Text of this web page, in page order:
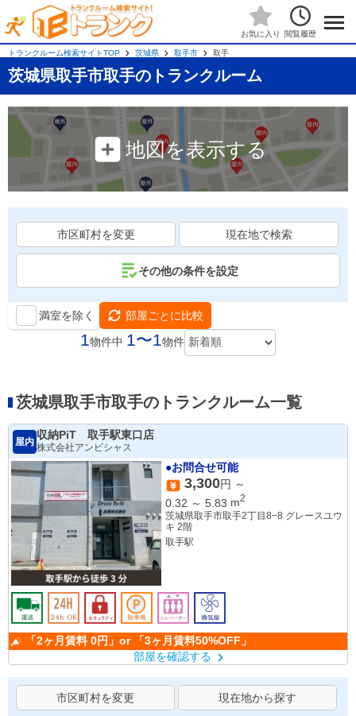
お気に入り 閲覧履歴
トランクルーム検索サイトTOP 茨城県 取手市 取手
茨城県取手市取手のトランクルーム
地図を表示する
市区町村を変更 現在地で検索
その他の条件を設定
満室を除く 部屋ごとに比較
1物件中 1〜1物件
茨城県取手市取手のトランクルーム一覧
屋内
収納PiT 取手駅東口店
株式会社アンビシャス
●お問合せ可能
3,300円 ～
0.32 ～ 5.83 m2
茨城県取手市取手2丁目8−8 グレースユウ
キ 2階
取手駅
「2ヶ月賃料 0円」or 「3ヶ月賃料50%OFF」
部屋を確認する
市区町村を変更 現在地から探す